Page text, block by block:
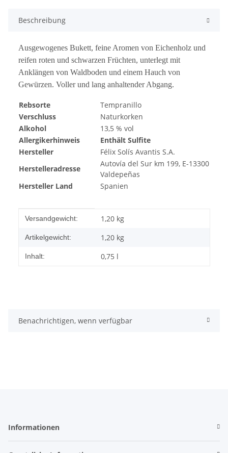
Beschreibung
Ausgewogenes Bukett, feine Aromen von Eichenholz und
reifen roten und schwarzen Früchten, unterlegt mit
Anklängen von Waldboden und einem Hauch von
Gewürzen. Voller und lang anhaltender Abgang.
Rebsorte
Tempranillo
Verschluss
Naturkorken
Alkohol
13,5 % vol
Allergikerhinweis
Enthält Sulfite
Hersteller
Félix Solís Avantis S.A.
Herstelleradresse
Autovía del Sur km 199, E-13300
Valdepeñas
Hersteller Land
Spanien
Produkteigenschaft
Wert
Versandgewicht: 1,20 kg
Artikelgewicht: 1,20 kg
Inhalt: 0,75 l
Benachrichtigen, wenn verfügbar
Informationen